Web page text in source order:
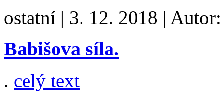
ostatní | 3. 12. 2018 |
Babišova síla.
. celý text